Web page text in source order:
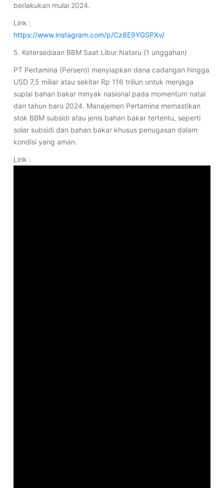
berlakukan mulai 2024.
Link :
https://www.instagram.com/p/Cz8E9YGSPXv/
5. Ketersediaan BBM Saat Libur Nataru (1 unggahan)
PT Pertamina (Persero) menyiapkan dana cadangan hingga
USD 7,5 miliar atau sekitar Rp 116 triliun untuk menjaga
suplai bahan bakar minyak nasional pada momentum natal
dan tahun baru 2024. Manajemen Pertamina memastikan
stok BBM subsidi atau jenis bahan bakar tertentu, seperti
solar subsidi dan bahan bakar khusus penugasan dalam
kondisi yang aman.
Link :